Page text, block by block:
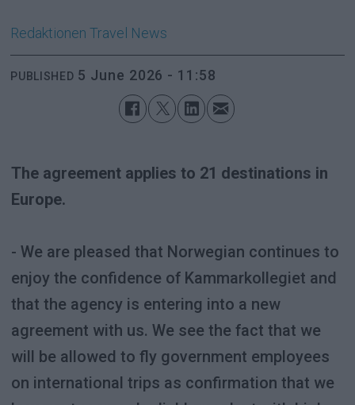
Redaktionen Travel News
PUBLISHED 5 June 2026 - 11:58
The agreement applies to 21 destinations in
Europe.
- We are pleased that Norwegian continues to
enjoy the confidence of Kammarkollegiet and
that the agency is entering into a new
agreement with us. We see the fact that we
will be allowed to fly government employees
on international trips as confirmation that we